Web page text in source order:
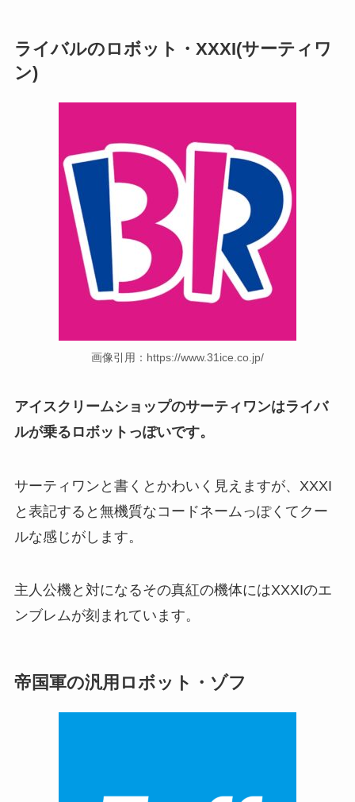
ライバルのロボット・XXXI(サーティワ
ン)
画像引用：https://www.31ice.co.jp/
アイスクリームショップのサーティワンはライバ
ルが乗るロボットっぽいです。
サーティワンと書くとかわいく見えますが、XXXI
と表記すると無機質なコードネームっぽくてクー
ルな感じがします。
主人公機と対になるその真紅の機体にはXXXIのエ
ンブレムが刻まれています。
帝国軍の汎用ロボット・ゾフ